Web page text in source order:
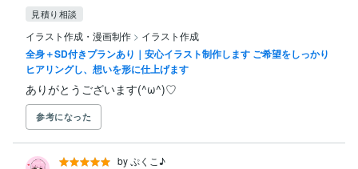
見積り相談
イラスト作成・漫画制作 > イラスト作成
全身＋SD付きプランあり｜安心イラスト制作します ご希望をしっかり
ヒアリングし、想いを形に仕上げます
ありがとうございます(^ω^)♡
参考になった
by ぷくこ♪